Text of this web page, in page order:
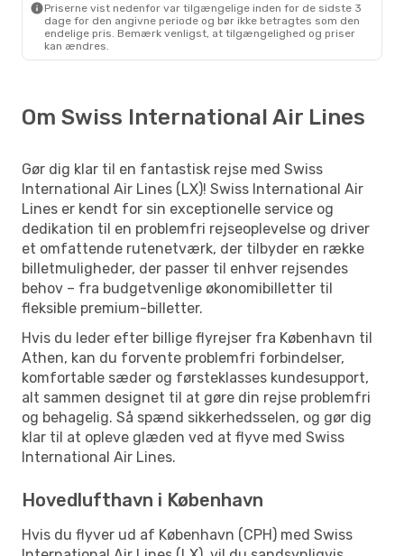
Priserne vist nedenfor var tilgængelige inden for de sidste 3
dage for den angivne periode og bør ikke betragtes som den
endelige pris. Bemærk venligst, at tilgængelighed og priser
kan ændres.
Om Swiss International Air Lines
Gør dig klar til en fantastisk rejse med Swiss
International Air Lines (LX)! Swiss International Air
Lines er kendt for sin exceptionelle service og
dedikation til en problemfri rejseoplevelse og driver
et omfattende rutenetværk, der tilbyder en række
billetmuligheder, der passer til enhver rejsendes
behov – fra budgetvenlige økonomibilletter til
fleksible premium-billetter.
Hvis du leder efter billige flyrejser fra København til
Athen, kan du forvente problemfri forbindelser,
komfortable sæder og førsteklasses kundesupport,
alt sammen designet til at gøre din rejse problemfri
og behagelig. Så spænd sikkerhedsselen, og gør dig
klar til at opleve glæden ved at flyve med Swiss
International Air Lines.
Hovedlufthavn i København
Hvis du flyver ud af København (CPH) med Swiss